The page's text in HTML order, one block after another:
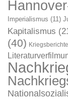
Imperialismus (11)
Kapitalismus
(40)